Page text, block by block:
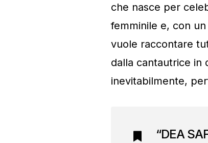
che nasce per
femminile e, con
vuole raccontare
dalla cantautrice in
inevitabilmente,
“DEA